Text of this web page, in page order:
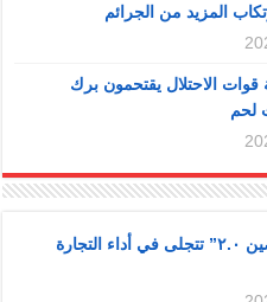
المزيد من الجرائم
الاحتلال يقتحمون برك
لحم
تعليق: “فرص الصين ٢.٠” تتجلى في أداء التجارة